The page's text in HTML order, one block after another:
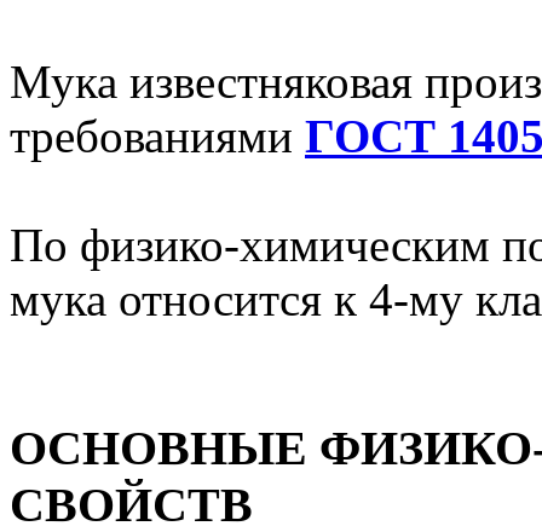
Мука известняковая
требованиями ГОСТ
По физико-химическим
мука относится к 4-му
ОСНОВНЫЕ
СВОЙСТВ